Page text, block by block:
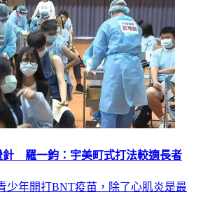
針 羅一鈞：宇美町式打法較適長者
少年開打BNT疫苗，除了心肌炎是最